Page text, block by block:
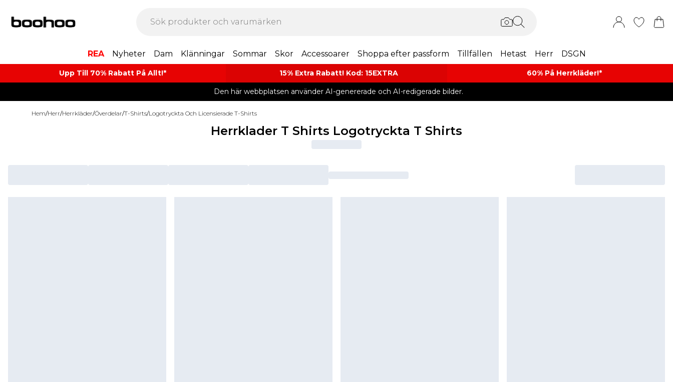
REA Nyheter Dam Klänningar Sommar Skor Accessoarer Shoppa efter passform Tillfällen Hetast Herr DSGN
Upp Till 70% Rabatt På Allt!* 15% Extra Rabatt! Kod: 15EXTRA 60% På Herrkläder!*​
Den här webbplatsen använder AI-genererade och AI-redigerade bilder.
Hem/Herr/Herrkläder/Överdelar/T-Shirts/Logotryckta Och Licensierade T-Shirts
Herrklader T Shirts Logotryckta T Shirts